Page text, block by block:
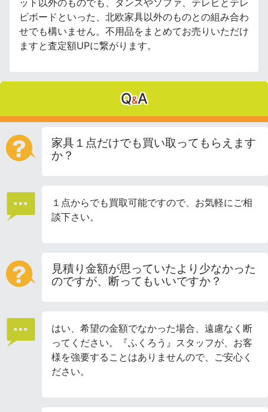
ット以外のものでも、タンスやソファ、テレビとテレ
ビボードといった、北欧家具以外のものとの組み合わ
せでも構いません。不用品をまとめてお売りいただけ
ますと査定額UPに繋がります。
Q&A
家具１点だけでも買い取ってもらえます
か？
１点からでも買取可能ですので、お気軽にご相
談下さい。
見積り金額が思っていたより少なかった
のですが、断ってもいいですか？
はい、希望の金額でなかった場合、遠慮なく断
ってください。『ふくろう』スタッフが、お客
様を強要することはありませんので、ご安心く
ださい。